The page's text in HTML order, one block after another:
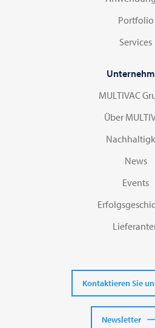
Portfolio
Services
MULTIVAC
Über
News
Events
Kontaktieren Sie
Newsletter